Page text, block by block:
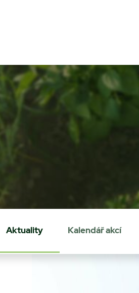
Aktuality Kalendář akcí